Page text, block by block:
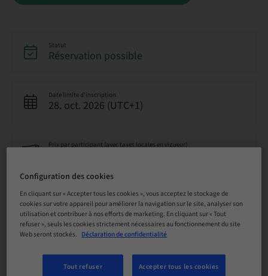
Statut
Réservation possible
Date limite d’inscription
28. oct. 2026 (UTC+1)
Prix par participant (avec taxes locales en vigueur)
Langue
Allemand
7.00 Points
Configuration des cookies
En cliquant sur « Accepter tous les cookies », vous acceptez le stockage de
cookies sur votre appareil pour améliorer la navigation sur le site, analyser son
utilisation et contribuer à nos efforts de marketing. En cliquant sur « Tout
refuser », seuls les cookies strictement nécessaires au fonctionnement du site
Web seront stockés. Déclaration de confidentialité
Tout refuser Accepter tous les cookies